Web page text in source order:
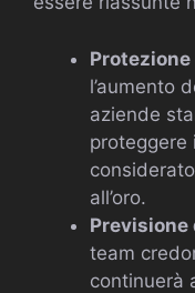
Protezione
l’aumento
aziende
proteggere
all’oro.
Previsione
team
continuerà